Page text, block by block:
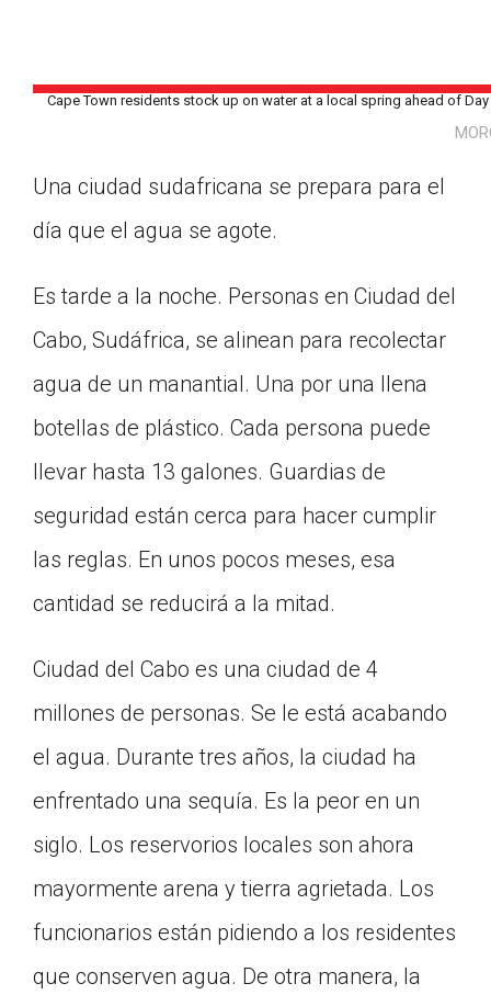
Cape Town residents stock up on water at a local spring ahead of
Una ciudad sudafricana se prepara para el
día que el agua se agote.
Es tarde a la noche. Personas en Ciudad del
Cabo, Sudáfrica, se alinean para recolectar
agua de un manantial. Una por una llena
botellas de plástico. Cada persona puede
llevar hasta 13 galones. Guardias de
seguridad están cerca para hacer cumplir
las reglas. En unos pocos meses, esa
cantidad se reducirá a la mitad.
Ciudad del Cabo es una ciudad de 4
millones de personas. Se le está acabando
el agua. Durante tres años, la ciudad ha
enfrentado una sequía. Es la peor en un
siglo. Los reservorios locales son ahora
mayormente arena y tierra agrietada. Los
funcionarios están pidiendo a los residentes
que conserven agua. De otra manera, la
Google Classroom
Click on the icon above to share the article with
Choose an action. Options might include
creating an assignment or asking a question.